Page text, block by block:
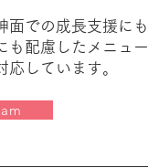
面での成長支援にも
も配慮したメニュー
しています。